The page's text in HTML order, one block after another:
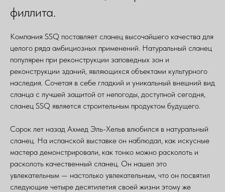
филлита.
Компания SSQ поставляет сланец высочайшего качества для
целого ряда амбициозных применений. Натуральный сланец
популярен при реконструкции заповедных зон и
реконструкции зданий, являющихся объектами культурного
наследия. Сочетая в себе гладкий и уникальный внешний вид
сланца с лучшей защитой от непогоды, доступной сегодня,
сланец SSQ является строительным продуктом будущего.
Сорок лет назад Ахмед Эль-Хельв влюбился в натуральный
сланец. На испанской выставке он наблюдал, как искусные
мастера демонстрировали, как тонко можно расколоть и
расколоть качественный сланец. Он нашел это
увлекательным — настолько увлекательным, что он посвятил
следующие четыре десятилетия своей жизни этому же